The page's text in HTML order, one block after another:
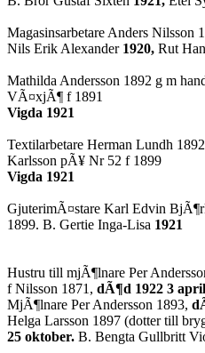
Magasinsarbetare Anders Nilsson
Nils Erik Alexander 1920, Rut
Mathilda Andersson 1892 g m
VÃ¤xjÃ¶ f 1891
Vigda 1921
Textilarbetare Herman Lundh
Karlsson pÃ¥ Nr 52 f 1899
Vigda 1921
GjuterimÃ¤stare Karl Edvin
1899. B. Gertie Inga-Lisa 1921
Hustru till mjÃ¶lnare Per
f Nilsson 1871, dÃ¶d 1922 3
MjÃ¶lnare Per Andersson 1893,
Helga Larsson 1897 (dotter till
25 oktober. B. Bengta Gullbritt